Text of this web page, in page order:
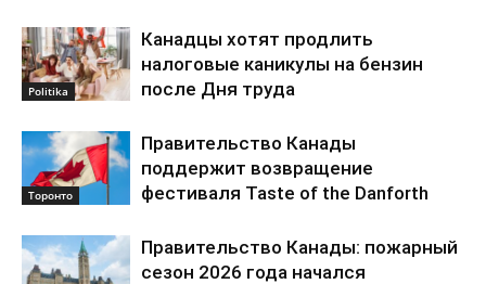
Politika
Канадцы хотят продлить
налоговые каникулы на бензин
после Дня труда
Торонто
Правительство Канады
поддержит возвращение
фестиваля Taste of the Danforth
Правительство Канады: пожарный
сезон 2026 года начался